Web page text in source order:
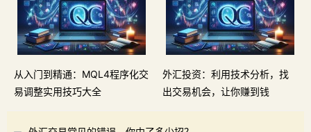
从入门到精通：MQL4程序化交
易调整实用技巧大全
外汇投资：利用技术分析，找
出交易机会，让你赚到钱